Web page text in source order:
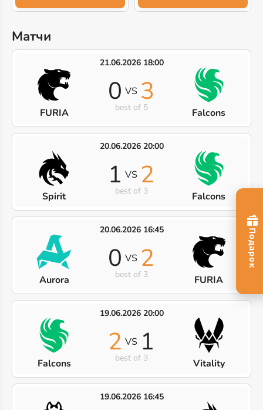
Матчи
21.06.2026 18:00
FURIA
0 VS 3
best of 5 Falcons
20.06.2026 20:00
Spirit
1 VS 2
best of 3 Falcons
20.06.2026 16:45
Aurora
0 VS 2
best of 3 FURIA
19.06.2026 20:00
Falcons
2 VS 1
best of 3 Vitality
19.06.2026 16:45